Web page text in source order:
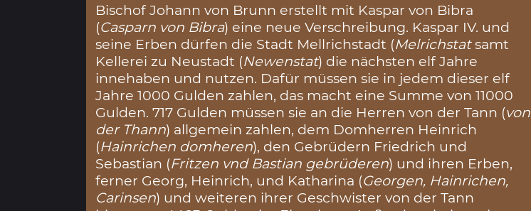
Bischof Johann von Brunn erstellt mit Kaspar von Bibra
(Casparn von Bibra) eine neue Verschreibung. Kaspar IV. und
seine Erben dürfen die Stadt Mellrichstadt (Melrichstatsamt
Kellerei zu Neustadt (Newenstat) die nächsten elf Jahre
innehaben und nutzen. Dafür müssen sie in jedem dieser elf
Jahre 1000 Gulden zahlen, das macht eine Summe von 11000
Gulden. 717 Gulden müssen sie an die Herren von der Tann (von
der Thann) allgemein zahlen, dem Domherren Heinrich
(Hainrichen domheren), den Gebrüdern Friedrich und
Sebastian (Fritzen vnd Bastian gebrüderen) und ihren Erben,
ferner Georg, Heinrich, und Katharina (Georgen, Hainrichen,
Carinsen) und weiteren ihrer Geschwister von der Tann